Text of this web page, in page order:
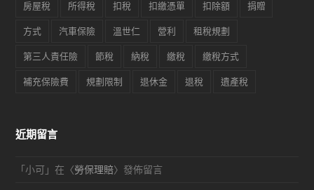
房屋稅 所得稅 扣稅 扣繳憑單 扣除額 捐贈
方式 汽車保險 溫世仁 營利 租稅規劃
第三人責任險 節稅 納稅 繳稅 繳稅方式
補充保險費 規劃限制 退休金 退稅 遺產稅
近期留言
「 小可 」在〈勞保理賠〉發佈留言